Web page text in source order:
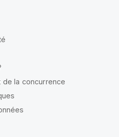
de la concurrence